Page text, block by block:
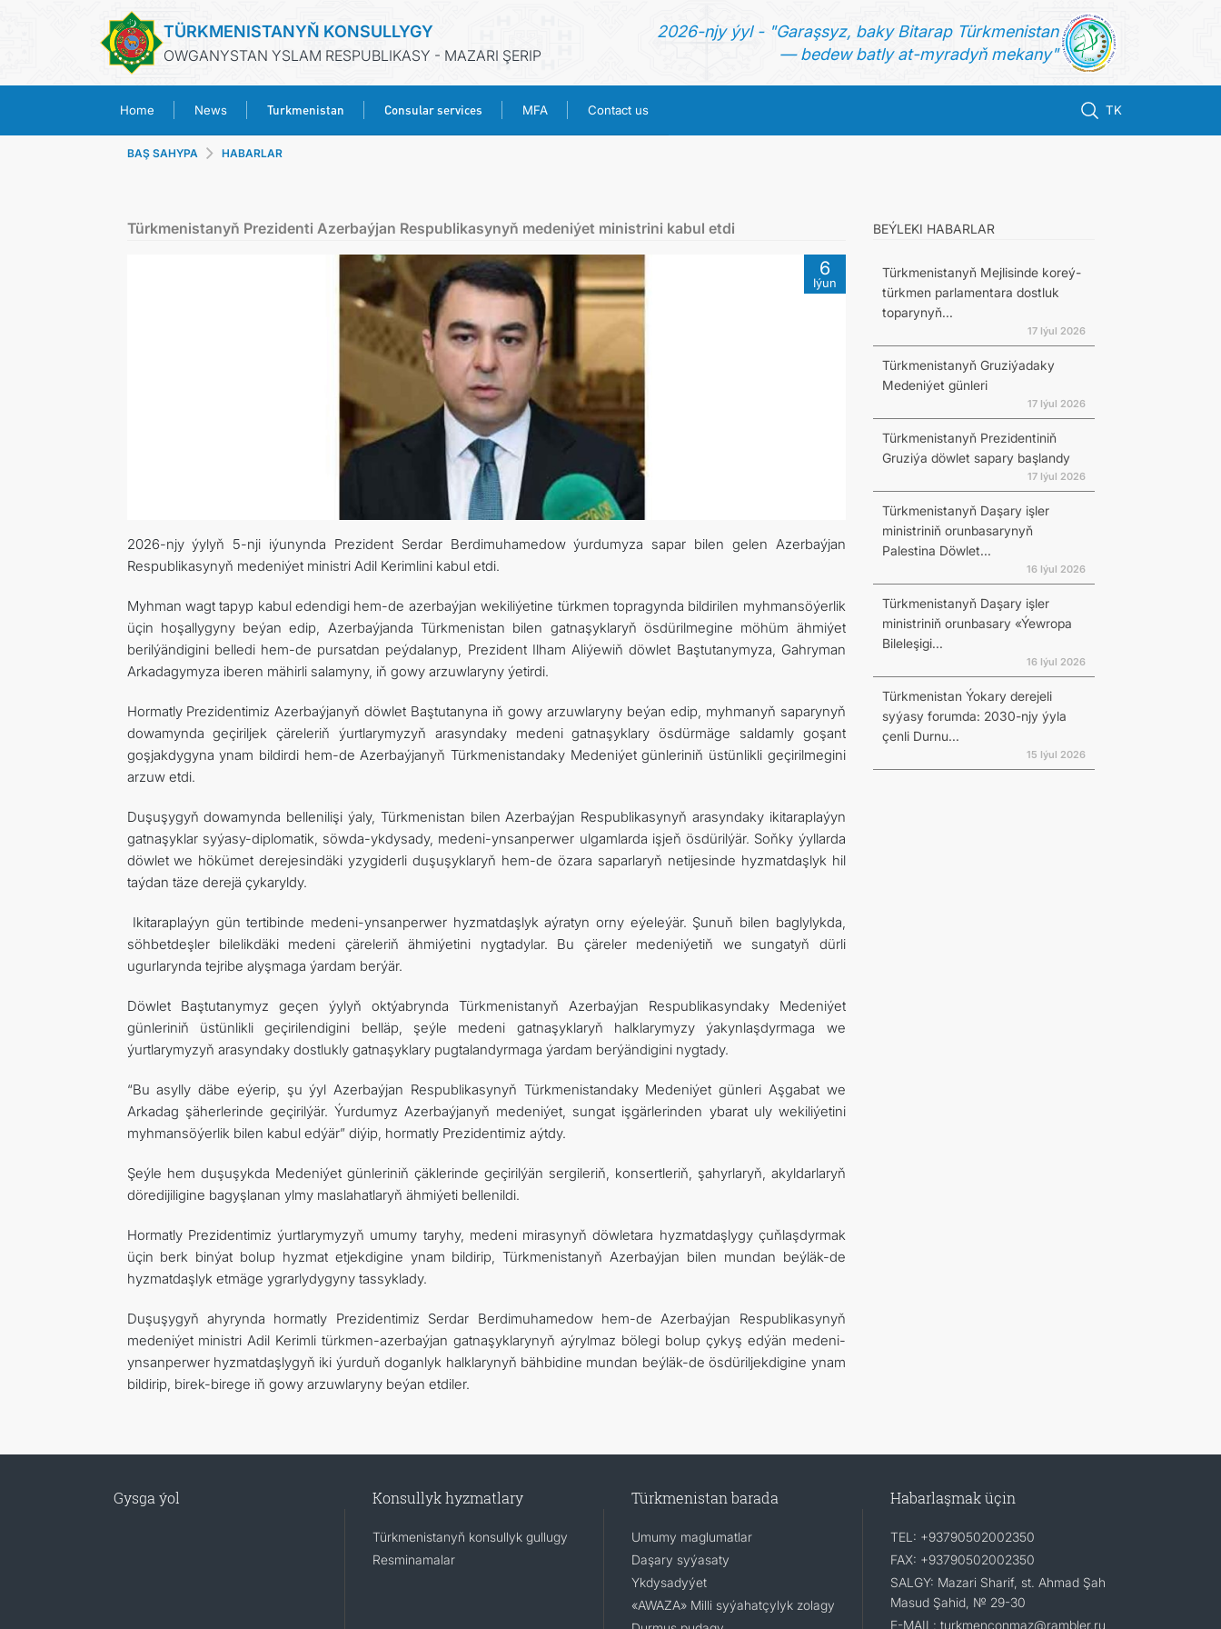
TÜRKMENISTANYŇ KONSULLYGY
OWGANYSTAN YSLAM RESPUBLIKASY - MAZARI ŞERIP
2026-njy ýyl - "Garaşsyz, baky Bitarap Türkmenistan
— bedew batly at-myradyň mekany"
Home News Turkmenistan Consular services MFA Contact us TK
TURKMENISTAN
CONSULAR SERVICES
CONTACT US
BAŞ SAHYPA HABARLAR
Türkmenistanyň Prezidenti Azerbaýjan Respublikasynyň medeniýet ministrini kabul etdi
6
Iýun
2026-njy ýylyň 5-nji iýunynda Prezident Serdar Berdimuhamedow ýurdumyza sapar bilen gelen Azerbaýjan
Respublikasynyň medeniýet ministri Adil Kerimlini kabul etdi.
Myhman wagt tapyp kabul edendigi hem-de azerbaýjan wekiliýetine türkmen topragynda bildirilen myhmansöýerlik
üçin hoşallygyny beýan edip, Azerbaýjanda Türkmenistan bilen gatnaşyklaryň ösdürilmegine möhüm ähmiýet
berilýändigini belledi hem-de pursatdan peýdalanyp, Prezident Ilham Aliýewiň döwlet Baştutanymyza, Gahryman
Arkadagymyza iberen mähirli salamyny, iň gowy arzuwlaryny ýetirdi.
Hormatly Prezidentimiz Azerbaýjanyň döwlet Baştutanyna iň gowy arzuwlaryny beýan edip, myhmanyň saparynyň
dowamynda geçiriljek çäreleriň ýurtlarymyzyň arasyndaky medeni gatnaşyklary ösdürmäge saldamly goşant
goşjakdygyna ynam bildirdi hem-de Azerbaýjanyň Türkmenistandaky Medeniýet günleriniň üstünlikli geçirilmegini
arzuw etdi.
Duşuşygyň dowamynda bellenilişi ýaly, Türkmenistan bilen Azerbaýjan Respublikasynyň arasyndaky ikitaraplaýyn
gatnaşyklar syýasy-diplomatik, söwda-ykdysady, medeni-ynsanperwer ulgamlarda işjeň ösdürilýär. Soňky ýyllarda
döwlet we hökümet derejesindäki yzygiderli duşuşyklaryň hem-de özara saparlaryň netijesinde hyzmatdaşlyk hil
taýdan täze derejä çykaryldy.
Ikitaraplaýyn gün tertibinde medeni-ynsanperwer hyzmatdaşlyk aýratyn orny eýeleýär. Şunuň bilen baglylykda,
söhbetdeşler bilelikdäki medeni çäreleriň ähmiýetini nygtadylar. Bu çäreler medeniýetiň we sungatyň dürli
ugurlarynda tejribe alyşmaga ýardam berýär.
Döwlet Baştutanymyz geçen ýylyň oktýabrynda Türkmenistanyň Azerbaýjan Respublikasyndaky Medeniýet
günleriniň üstünlikli geçirilendigini belläp, şeýle medeni gatnaşyklaryň halklarymyzy ýakynlaşdyrmaga we
ýurtlarymyzyň arasyndaky dostlukly gatnaşyklary pugtalandyrmaga ýardam berýändigini nygtady.
“Bu asylly däbe eýerip, şu ýyl Azerbaýjan Respublikasynyň Türkmenistandaky Medeniýet günleri Aşgabat we
Arkadag şäherlerinde geçirilýär. Ýurdumyz Azerbaýjanyň medeniýet, sungat işgärlerinden ybarat uly wekiliýetini
myhmansöýerlik bilen kabul edýär” diýip, hormatly Prezidentimiz aýtdy.
Şeýle hem duşuşykda Medeniýet günleriniň çäklerinde geçirilýän sergileriň, konsertleriň, şahyrlaryň, akyldarlaryň
döredijiligine bagyşlanan ylmy maslahatlaryň ähmiýeti bellenildi.
Hormatly Prezidentimiz ýurtlarymyzyň umumy taryhy, medeni mirasynyň döwletara hyzmatdaşlygy çuňlaşdyrmak
üçin berk binýat bolup hyzmat etjekdigine ynam bildirip, Türkmenistanyň Azerbaýjan bilen mundan beýläk-de
hyzmatdaşlyk etmäge ygrarlydygyny tassyklady.
Duşuşygyň ahyrynda hormatly Prezidentimiz Serdar Berdimuhamedow hem-de Azerbaýjan Respublikasynyň
medeniýet ministri Adil Kerimli türkmen-azerbaýjan gatnaşyklarynyň aýrylmaz bölegi bolup çykyş edýän medeni-
ynsanperwer hyzmatdaşlygyň iki ýurduň doganlyk halklarynyň bähbidine mundan beýläk-de ösdüriljekdigine ynam
bildirip, birek-birege iň gowy arzuwlaryny beýan etdiler.
BEÝLEKI HABARLAR
Türkmenistanyň Mejlisinde koreý-
türkmen parlamentara dostluk
toparynyň...
17 Iýul 2026
Türkmenistanyň Gruziýadaky
Medeniýet günleri
17 Iýul 2026
Türkmenistanyň Prezidentiniň
Gruziýa döwlet sapary başlandy
17 Iýul 2026
Türkmenistanyň Daşary işler
ministriniň orunbasarynyň
Palestina Döwlet...
16 Iýul 2026
Türkmenistanyň Daşary işler
ministriniň orunbasary «Ýewropa
Bileleşigi...
16 Iýul 2026
Türkmenistan Ýokary derejeli
syýasy forumda: 2030-njy ýyla
çenli Durnu...
15 Iýul 2026
Gysga ýol Konsullyk hyzmatlary
Türkmenistanyň konsullyk gullugy
Resminamalar
Türkmenistan barada
Umumy maglumatlar
Daşary syýasaty
Ykdysadyýet
«AWAZA» Milli syýahatçylyk zolagy
Habarlaşmak üçin
TEL: +93790502002350
FAX: +93790502002350
SALGY: Mazari Sharif, st. Ahmad Şah
Masud Şahid, № 29-30
E-MAIL: turkmenconmaz@rambler.ru